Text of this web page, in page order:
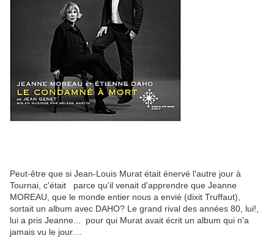
Peut-être que si Jean-Louis Murat était énervé l'autre jour à
Tournai, c'était parce qu'il venait d'apprendre que Jeanne
MOREAU, que le monde entier nous a envié (dixit Truffaut),
sortait un album avec DAHO? Le grand rival des années 80, lui!,
lui a pris Jeanne... pour qui Murat avait écrit un album qui n'a
jamais vu le jour....